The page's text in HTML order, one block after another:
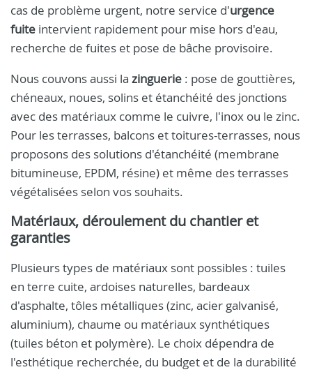
cas de problème urgent, notre service d'urgence
fuite intervient rapidement pour mise hors d'eau,
recherche de fuites et pose de bâche provisoire.
Nous couvons aussi la zinguerie : pose de gouttières,
chéneaux, noues, solins et étanchéité des jonctions
avec des matériaux comme le cuivre, l'inox ou le zinc.
Pour les terrasses, balcons et toitures-terrasses, nous
proposons des solutions d'étanchéité (membrane
bitumineuse, EPDM, résine) et même des terrasses
végétalisées selon vos souhaits.
Matériaux, déroulement du chantier et
garanties
Plusieurs types de matériaux sont possibles : tuiles
en terre cuite, ardoises naturelles, bardeaux
d'asphalte, tôles métalliques (zinc, acier galvanisé,
aluminium), chaume ou matériaux synthétiques
(tuiles béton et polymère). Le choix dépendra de
l'esthétique recherchée, du budget et de la durabilité